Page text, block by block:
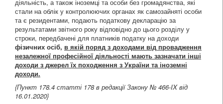
діяльність, а також іноземці та особи без громадянства, які
стали на облік у контролюючих органах як самозайняті особи
та є резидентами, подають податкову декларацію за
результатами звітного року відповідно до цього розділу у
строки, передбачені для платників податку на доходи
фізичних осіб, в якій поряд з доходами від провадження
незалежної професійної діяльності мають зазначати інші
доходи з джерел їх походження з України та іноземні
доходи.
{Пункт 178.4 статті 178 в редакції Закону № 466-IX від
16.01.2020}